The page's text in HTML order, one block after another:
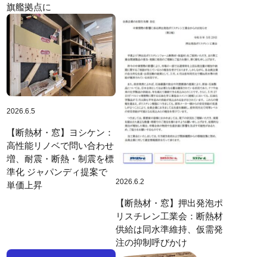
旗艦拠点に
2026.6.5
【断熱材・窓】ヨシケン：
高性能リノベで問い合わせ
増、耐震・断熱・制震を標
準化 ジャパンディ提案で
単価上昇
2026.6.2
【断熱材・窓】押出発泡ポ
リスチレン工業会：断熱材
供給は同水準維持、仮需発
注の抑制呼びかけ